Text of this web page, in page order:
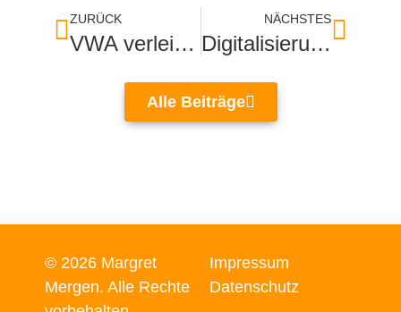
ZURÜCK
VWA verleiht Abschlussurkunden für Betriebswirte
NÄCHSTES
Digitalisierung unserer Kommunen
Alle Beiträge
© 2026 Margret
Mergen. Alle Rechte
Impressum
Datenschutz